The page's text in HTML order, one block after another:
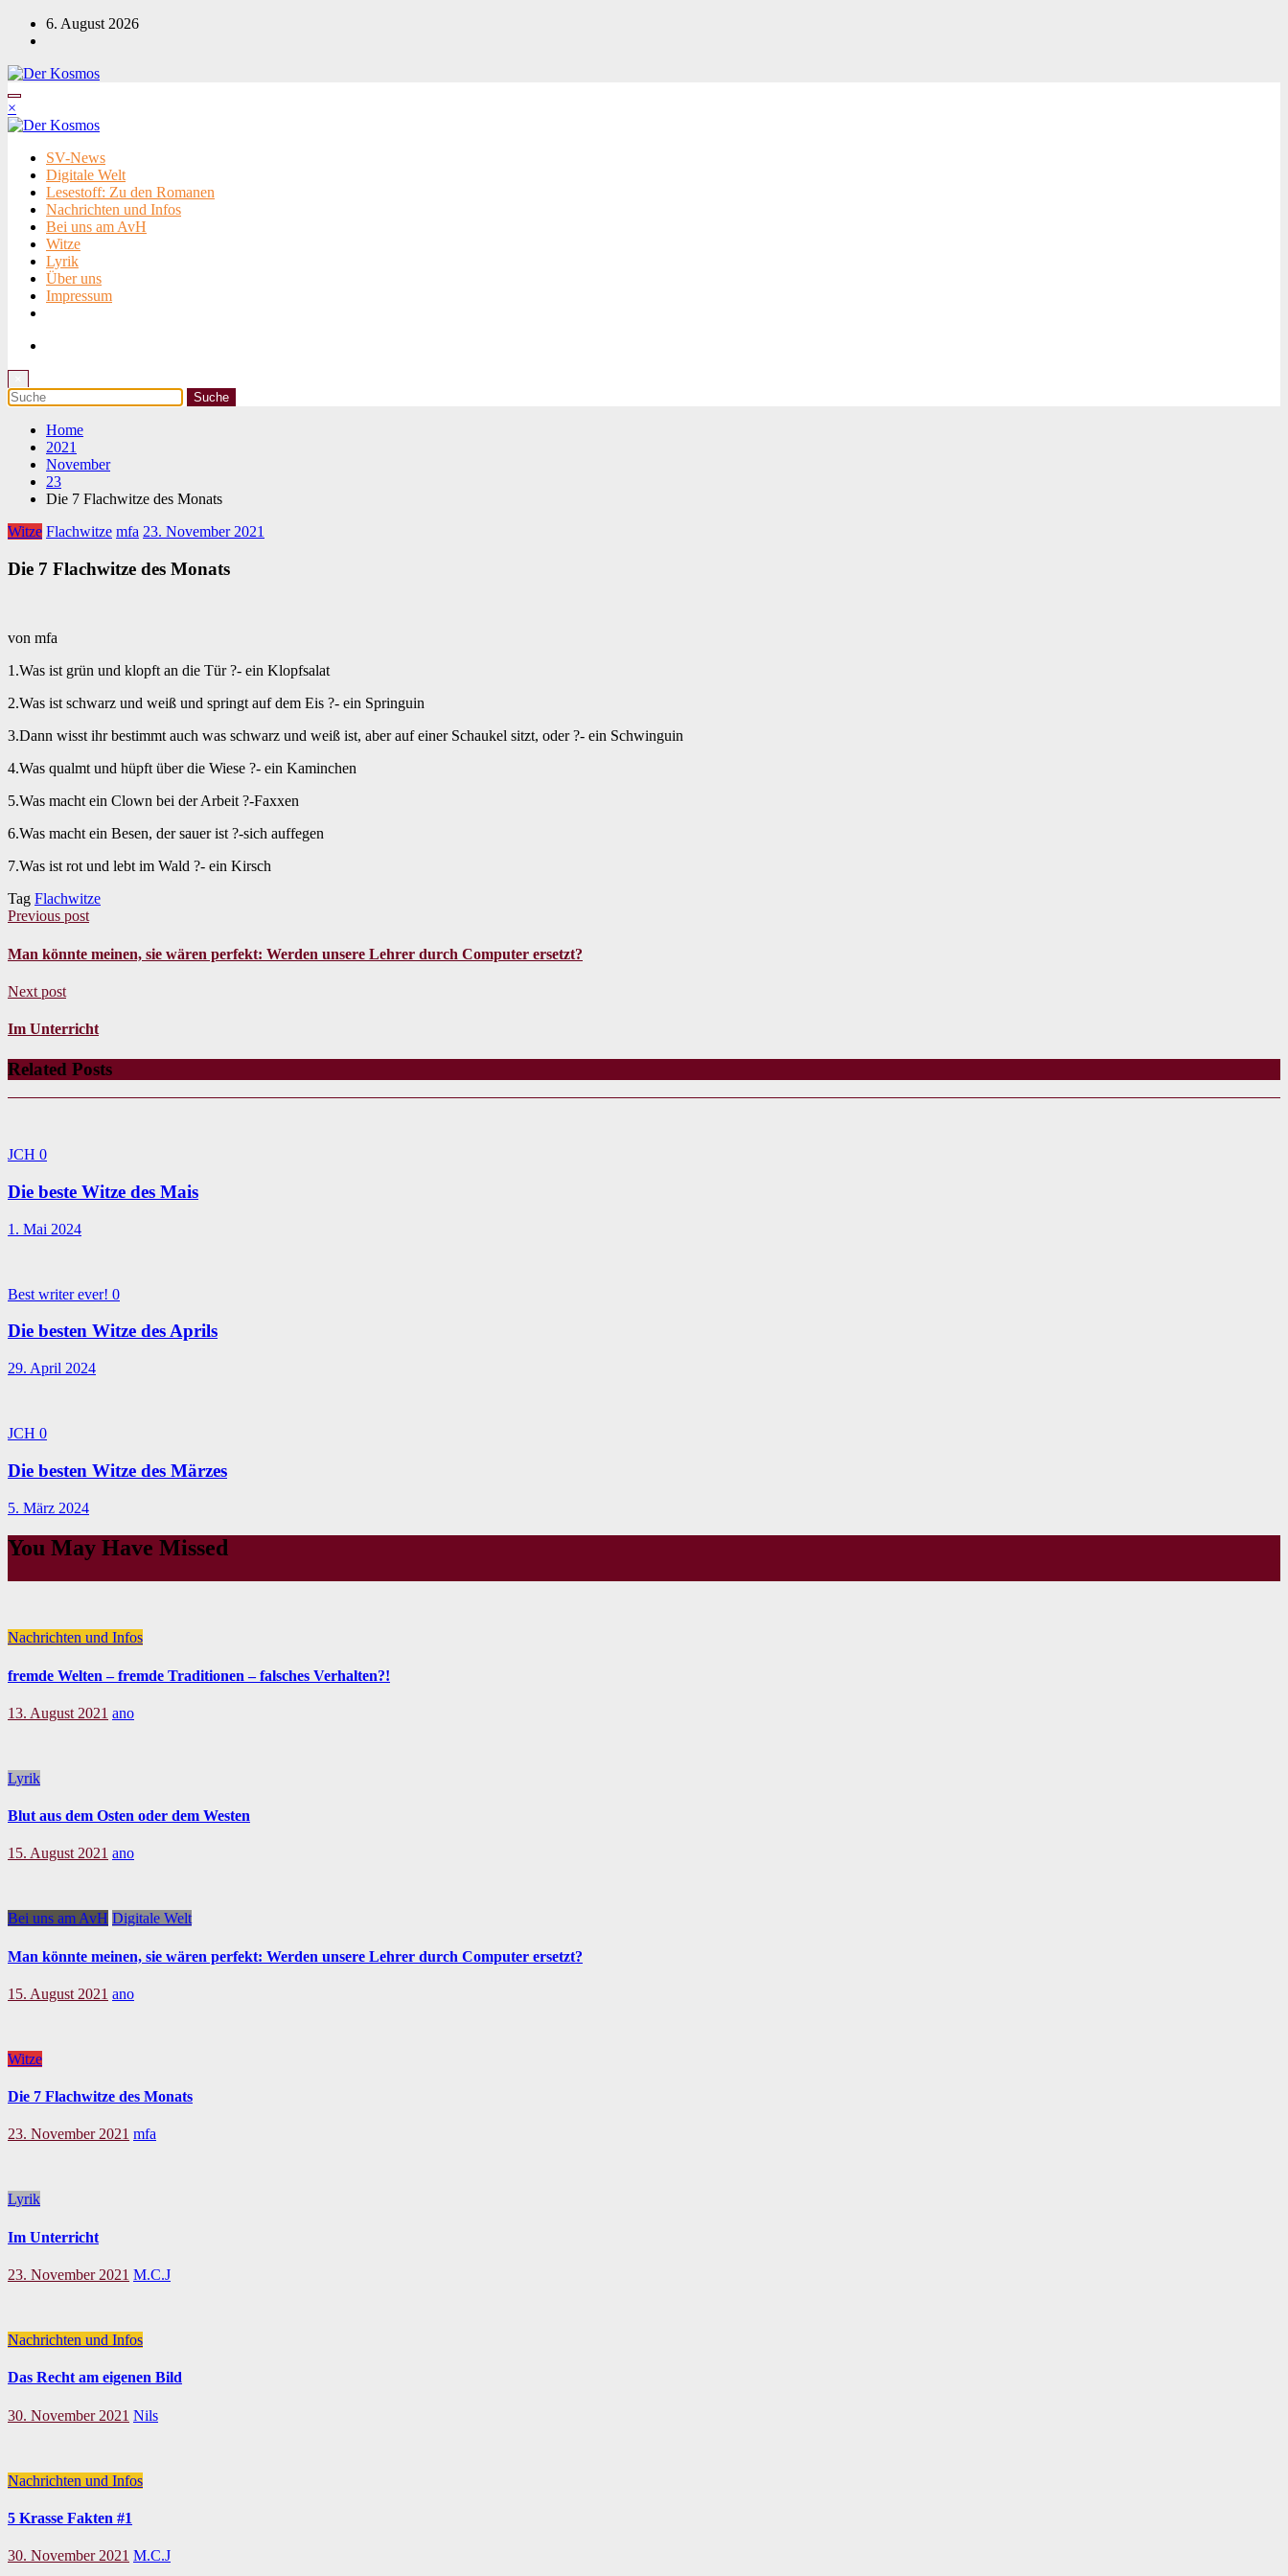
Zum
Inhalt
6. August 2026
×
SV-News
Digitale Welt
Lesestoff: Zu den Romanen
Nachrichten und Infos
Bei uns am AvH
Witze
Lyrik
Über uns
Impressum
Home
2021
November
23
Die 7 Flachwitze des Monats
Witze Flachwitze mfa 23. November 2021
Die 7 Flachwitze des Monats
von mfa
1.Was ist grün und klopft an die Tür ?- ein Klopfsalat
2.Was ist schwarz und weiß und springt auf dem Eis ?- ein Springuin
3.Dann wisst ihr bestimmt auch was schwarz und weiß ist, aber auf einer Schaukel sitzt, oder ?- ein Schwinguin
4.Was qualmt und hüpft über die Wiese ?- ein Kaminchen
5.Was macht ein Clown bei der Arbeit ?-Faxxen
6.Was macht ein Besen, der sauer ist ?-sich auffegen
7.Was ist rot und lebt im Wald ?- ein Kirsch
Tag Flachwitze
Previous post
Man könnte meinen, sie wären perfekt: Werden unsere Lehrer durch Computer ersetzt?
Next post
Im Unterricht
Related Posts
JCH 0
Die beste Witze des Mais
1. Mai 2024
Best writer ever! 0
Die besten Witze des Aprils
29. April 2024
JCH 0
Die besten Witze des Märzes
5. März 2024
You May Have Missed
Nachrichten und Infos
fremde Welten – fremde Traditionen – falsches Verhalten?!
13. August 2021 ano
Lyrik
Blut aus dem Osten oder dem Westen
15. August 2021 ano
Bei uns am AvH Digitale Welt
Man könnte meinen, sie wären perfekt: Werden unsere Lehrer durch Computer ersetzt?
15. August 2021 ano
Witze
Die 7 Flachwitze des Monats
23. November 2021 mfa
Lyrik
Im Unterricht
23. November 2021 M.C.J
Nachrichten und Infos
Das Recht am eigenen Bild
30. November 2021 Nils
Nachrichten und Infos
5 Krasse Fakten #1
30. November 2021 M.C.J